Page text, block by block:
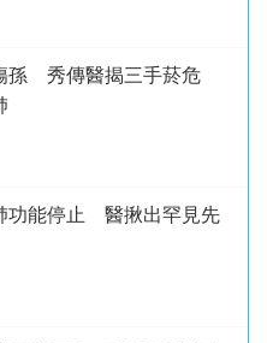
孫 秀傳醫揭三手菸危
功能停止 醫揪出罕見先